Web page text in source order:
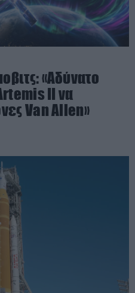
«Αδύνατο
II να
Van Allen»